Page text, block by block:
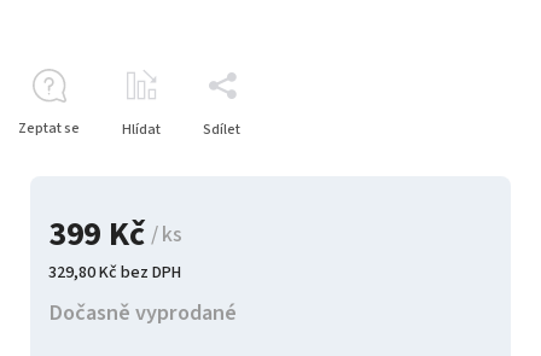
399 Kč / ks
329,80 Kč bez DPH
Dočasně vyprodané
Zeptat se Hlídat Sdílet